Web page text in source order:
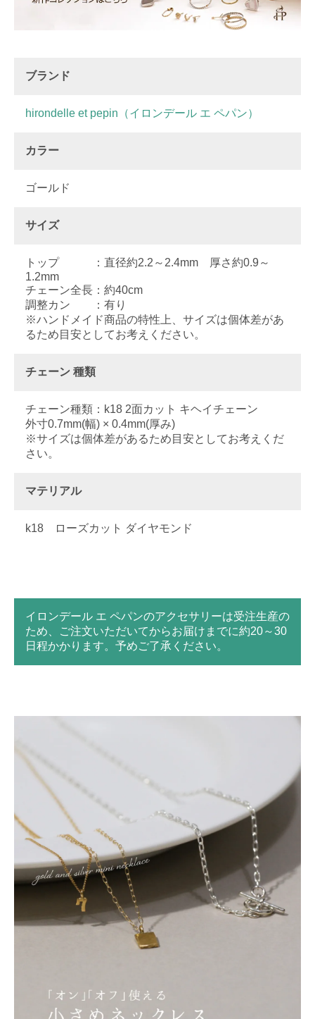
ブランド
hirondelle et pepin（イロンデール エ ペパン）
カラー
ゴールド
サイズ
トップ ：直径約2.2～2.4mm 厚さ約0.9～
1.2mm
チェーン全長：約40cm
調整カン ：有り
※ハンドメイド商品の特性上、サイズは個体差があ
るため目安としてお考えください。
チェーン 種類
チェーン種類：k18 2面カット キヘイチェーン
外寸0.7mm(幅) × 0.4mm(厚み)
※サイズは個体差があるため目安としてお考えくだ
さい。
マテリアル
k18 ローズカット ダイヤモンド
イロンデール エ ペパンのアクセサリーは受注生産の
ため、ご注文いただいてからお届けまでに約20～30
日程かかります。予めご了承ください。